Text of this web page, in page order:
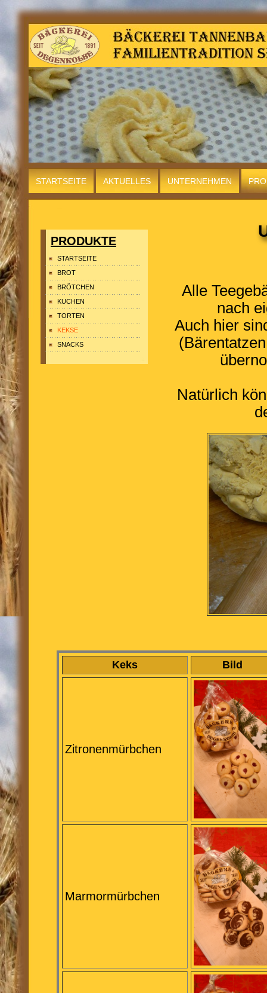
STARTSEITE AKTUELLES UNTERNEHMEN
PRODUKTE
STARTSEITE
BROT
BRÖTCHEN
KUCHEN
TORTEN
KEKSE
SNACKS
Alle
nach
Auch hier
Natürlich
Keks Bild
Zitronenmürbchen
Marmormürbchen